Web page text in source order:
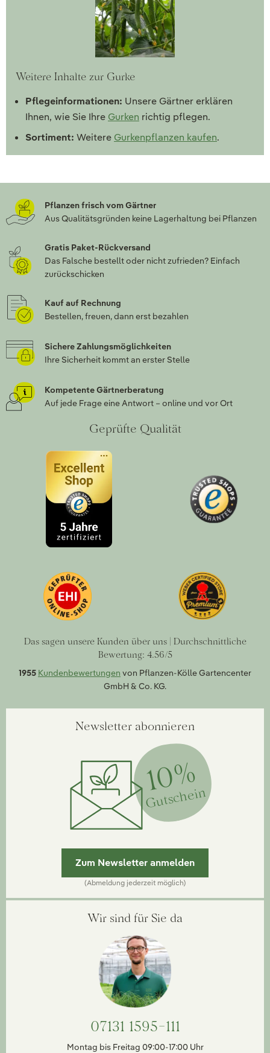
Weitere Inhalte zur Gurke
Pflegeinformationen: Unsere Gärtner erklären
Ihnen, wie Sie Ihre Gurken richtig pflegen.
Sortiment: Weitere Gurkenpflanzen kaufen.
Pflanzen frisch vom Gärtner
Aus Qualitätsgründen keine Lagerhaltung bei Pflanzen
Gratis Paket-Rückversand
Das Falsche bestellt oder nicht zufrieden? Einfach
zurückschicken
Kauf auf Rechnung
Bestellen, freuen, dann erst bezahlen
Sichere Zahlungsmöglichkeiten
Ihre Sicherheit kommt an erster Stelle
Kompetente Gärtnerberatung
Auf jede Frage eine Antwort – online und vor Ort
Geprüfte Qualität
Das sagen unsere Kunden über uns | Durchschnittliche
Bewertung: 4.56/5
1955 Kundenbewertungen von Pflanzen-Kölle Gartencenter
GmbH & Co. KG.
Newsletter abonnieren
10%
Gutschein
Zum Newsletter anmelden
(Abmeldung jederzeit möglich)
Wir sind für Sie da
07131 1595-111
Montag bis Freitag 09:00-17:00 Uhr